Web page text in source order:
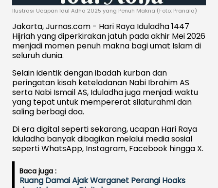
Ilustrasi Ucapan Idul Adha 2025 yang Penuh Makna (Foto: Pranala)
Jakarta, Jurnas.com - Hari Raya Iduladha 1447
Hijriah yang diperkirakan jatuh pada akhir Mei 2026
menjadi momen penuh makna bagi umat Islam di
seluruh dunia.
Selain identik dengan ibadah kurban dan
peringatan kisah keteladanan Nabi Ibrahim AS
serta Nabi Ismail AS, Iduladha juga menjadi waktu
yang tepat untuk mempererat silaturahmi dan
saling berbagi doa.
Di era digital seperti sekarang, ucapan Hari Raya
Iduladha banyak dibagikan melalui media sosial
seperti WhatsApp, Instagram, Facebook hingga X.
Baca juga :
Ruang Damai Ajak Warganet Perangi Hoaks